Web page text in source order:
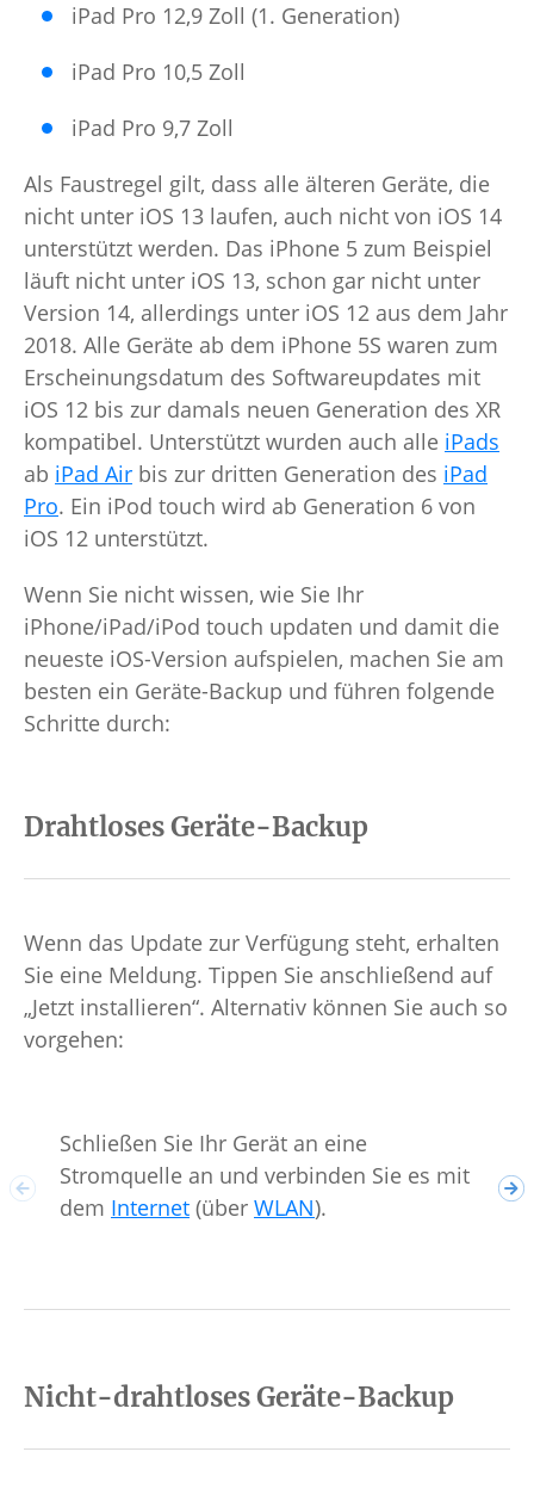
iPad Pro 12,9 Zoll (1. Generation)
iPad Pro 10,5 Zoll
iPad Pro 9,7 Zoll
Als Faustregel gilt, dass alle älteren Geräte, die
nicht unter iOS 13 laufen, auch nicht von iOS 14
unterstützt werden. Das iPhone 5 zum Beispiel
läuft nicht unter iOS 13, schon gar nicht unter
Version 14, allerdings unter iOS 12 aus dem Jahr
2018. Alle Geräte ab dem iPhone 5S waren zum
Erscheinungsdatum des Softwareupdates mit
iOS 12 bis zur damals neuen Generation des XR
kompatibel. Unterstützt wurden auch alle iPads
ab iPad Air bis zur dritten Generation des iPad
Pro. Ein iPod touch wird ab Generation 6 von
iOS 12 unterstützt.
Wenn Sie nicht wissen, wie Sie Ihr
iPhone/iPad/iPod touch updaten und damit die
neueste iOS-Version aufspielen, machen Sie am
besten ein Geräte-Backup und führen folgende
Schritte durch:
Drahtloses Geräte-Backup
Wenn das Update zur Verfügung steht, erhalten
Sie eine Meldung. Tippen Sie anschließend auf
„Jetzt installieren“. Alternativ können Sie auch so
vorgehen:
Schließen Sie Ihr Gerät an eine
Stromquelle an und verbinden Sie es mit
dem Internet (über WLAN).
Nicht-drahtloses Geräte-Backup